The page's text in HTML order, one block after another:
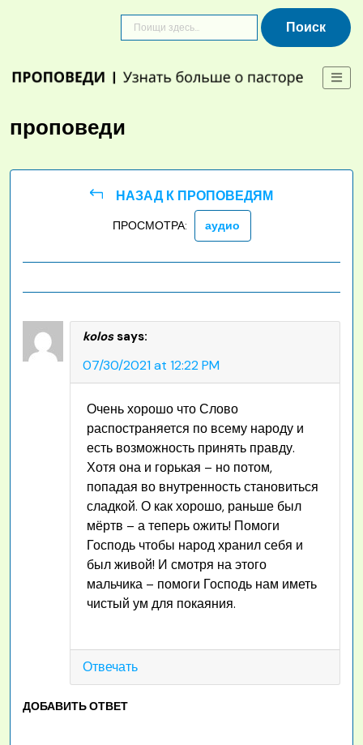
проповеди
НАЗАД К ПРОПОВЕДЯМ
ПРОСМОТРА: аудио
kolos says:
07/30/2021 at 12:22 PM
Очень хорошо что Слово
распостраняется по всему народу и
есть возможность принять правду.
Хотя она и горькая – но потом,
попадая во внутренность становиться
сладкой. О как хорошо, раньше был
мёртв – а теперь ожить! Помоги
Господь чтобы народ хранил себя и
был живой! И смотря на этого
мальчика – помоги Господь нам иметь
чистый ум для покаяния.
Отвечать
ДОБАВИТЬ ОТВЕТ